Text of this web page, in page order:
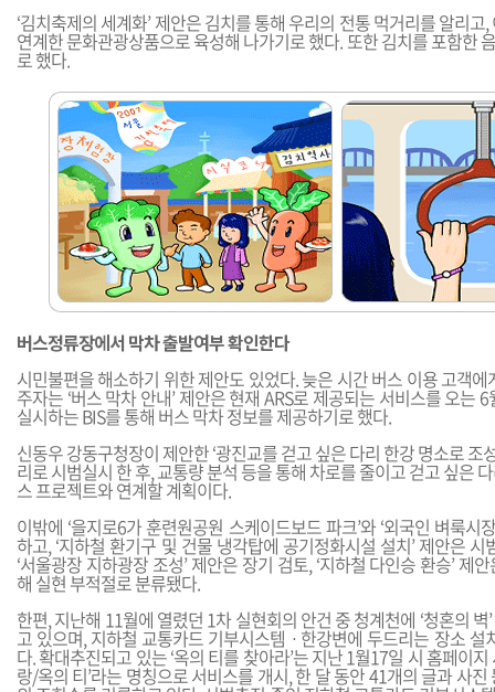
‘김치축제의 세계화’ 제안은 김치를 통해 우리의 전통 먹거리를 알리
연계한 문화관광상품으로 육성해 나가기로 했다. 또한 김치를 포함한
로 했다.
버스정류장에서 막차 출발여부 확인한다
시민불편을 해소하기 위한 제안도 있었다. 늦은 시간 버스 이용 고객
주자는 ‘버스 막차 안내’ 제안은 현재 ARS로 제공되는 서비스를 오는
실시하는 BIS를 통해 버스 막차 정보를 제공하기로 했다.
신동우 강동구청장이 제안한 ‘광진교를 걷고 싶은 다리 한강 명소로 조
리로 시범실시 한 후, 교통량 분석 등을 통해 차로를 줄이고 걷고 싶은
스 프로젝트와 연계할 계획이다.
이밖에 ‘을지로6가 훈련원공원 스케이드보드 파크’와 ‘외국인 벼룩시
하고, ‘지하철 환기구 및 건물 냉각탑에 공기정화시설 설치’ 제안은
‘서울광장 지하광장 조성’ 제안은 장기 검토, ‘지하철 다인승 환승’ 제
해 실현 부적절로 분류됐다.
한편, 지난해 11월에 열렸던 1차 실현회의 안건 중 청계천에 ‘청혼의
고 있으며, 지하철 교통카드 기부시스템ㆍ한강변에 두드리는 장소 설
다. 확대추진되고 있는 ‘옥의 티를 찾아라’는 지난 1월17일 시 홈페이
랑/옥의 티’라는 명칭으로 서비스를 개시, 한 달 동안 41개의 글과 사